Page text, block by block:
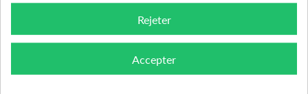
corps
Acier inox AISI 304
Matériau
Rejeter
Accepter